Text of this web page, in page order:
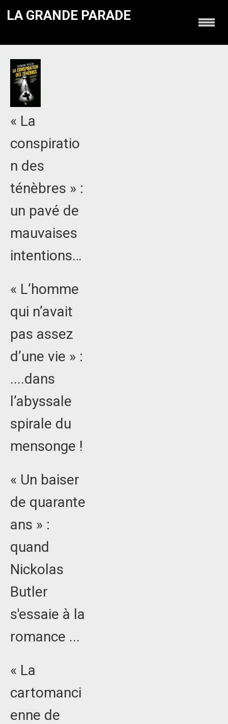
LA GRANDE PARADE
« La
conspiratio
n des
ténèbres » :
un pavé de
mauvaises
intentions…
« L’homme
qui n’avait
pas assez
d’une vie » :
....dans
l’abyssale
spirale du
mensonge !
« Un baiser
de quarante
ans » :
quand
Nickolas
Butler
s'essaie à la
romance ...
« La
cartomanci
enne de